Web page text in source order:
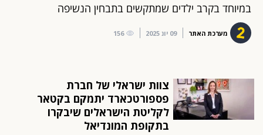
במיוחד בקרב ילדים שמתקשים בתבחין הנשיפה
מערכת האתר 09 יונ 2025 156
צוות ישראלי של חברת
פספורטכארד יתמקם בקטאר
לקליטת הישראלים שיבקרו
בתקופת המונדיאל